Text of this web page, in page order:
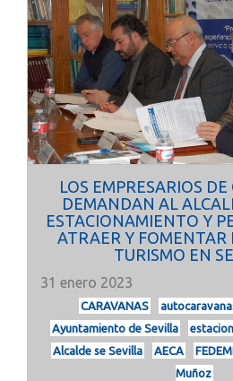
LOS EMPRESARIOS
DEMANDAN AL
ESTACIONAMIENTO Y
ATRAER Y FOMENTAR
TURISMO EN
31 enero 2023
CARAVANAS
Ayuntamiento de Sevilla
Alcalde se Sevilla
AECA
Muñoz